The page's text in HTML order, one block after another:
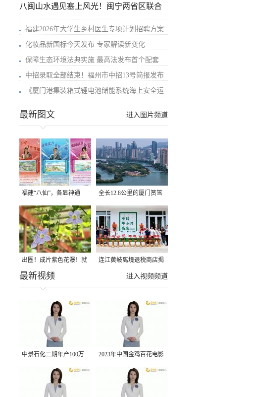
八闽山水遇见塞上风光！闽宁两省区联合
福建2026年大学生乡村医生专项计划招聘方案
化妆品新国标今天发布 专家解读新变化
保障生态环境法典实施 最高法发布首个配套
中招录取全部结束！福州市中招13号简报发布
《厦门港集装箱式锂电池储能系统海上安全运
进入图片频道
最新图文
福建“八仙”，各显神通 全长12.8公里的厦门筼筜
湖健身步道全线贯通
出圈！成片紫色花瀑！就
在光明港公园
连江黄岐离境退税商店揭
进入视频频道
最新视频
中景石化二期年产100万
吨丙烷脱氢项目建成中交
2023年中国金鸡百花电影
节有福电影巡展31日启动